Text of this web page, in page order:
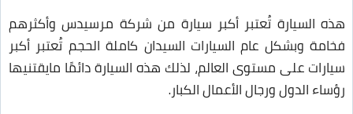
هذه السيارة تُعتبر أكبر سيارة من شركة مرسيدس وأكثرهم
فخامة وبشكل عام السيارات السيدان كاملة الحجم تُعتبر أكبر
سيارات على مستوى العالم، لذلك هذه السيارة دائمًا مايقتنيها
رؤساء الدول ورجال الأعمال الكبار.